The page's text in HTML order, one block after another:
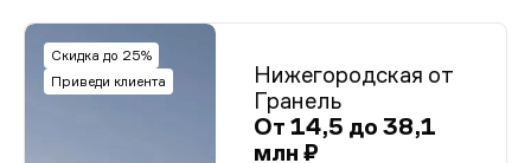
Скидка до 25%
Приведи клиента
Нижегородская от
Гранель
От 14,5 до 38,1
млн ₽